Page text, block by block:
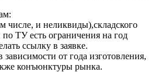
числе, и неликвиды),складского
ТУ есть ограничения на год
ссылку в заявке.
от года изготовления,
конъюнктуры рынка.